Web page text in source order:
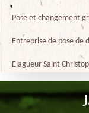
Pose et changement
Entreprise de pose de
Elagueur Saint